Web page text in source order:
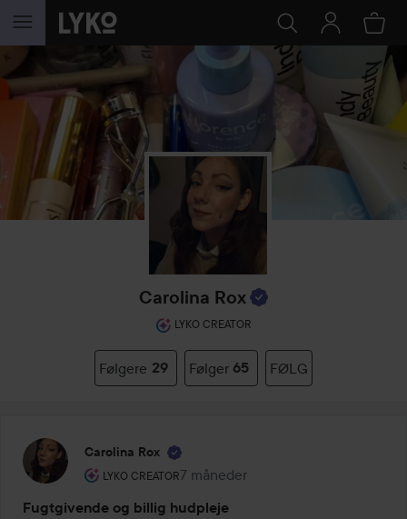
GÅ TIL INDHOLD
Carolina Rox
LYKO CREATOR
Følgere 29 Følger 65 FØLG
Carolina Rox
LYKO CREATOR
Brugerens rolle: Lyko Creator.
7 måneder
Posten blev oprettet 7 måneder
Fugtgivende og billig hudpleje